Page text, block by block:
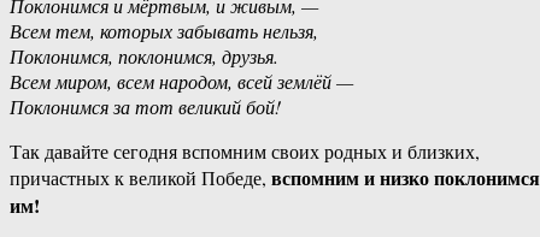
Поклонимся и мёртвым, и живым, —
Всем тем, которых забывать нельзя,
Поклонимся, поклонимся, друзья.
Всем миром, всем народом, всей землёй —
Поклонимся за тот великий бой!
Так давайте сегодня вспомним своих родных и близких,
причастных к великой Победе, вспомним и низко поклонимся
им!